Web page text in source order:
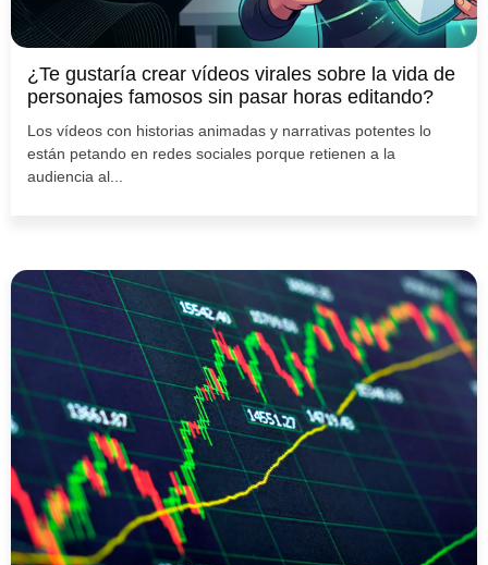
¿Te gustaría crear vídeos virales sobre la vida de
personajes famosos sin pasar horas editando?
Los vídeos con historias animadas y narrativas potentes lo
están petando en redes sociales porque retienen a la
audiencia al...